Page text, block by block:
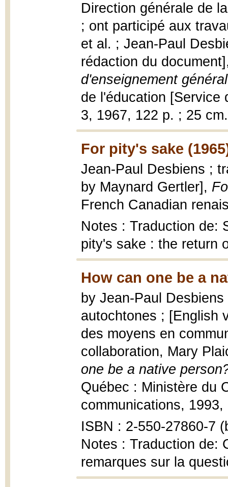
Direction générale de
; ont participé aux
et al. ; Jean-Paul
rédaction du
d'enseignement
de l'éducation [Service
3, 1967, 122 p. ; 25 cm.
For pity's sake
Jean-Paul Desbiens ;
by Maynard Gertler],
French Canadian
Notes : Traduction de:
pity's sake : the return
How can one be a
by Jean-Paul
autochtones ; [English
des moyens en
collaboration, Mary
one be a native
Québec : Ministère du
communications,
ISBN : 2-550-27860-7
Notes : Traduction de:
remarques sur la